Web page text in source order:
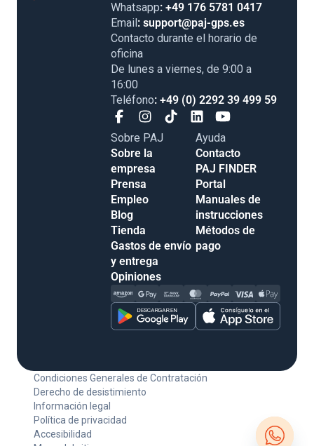
Whatsapp: +49 176 5781 0417
Email: support@paj-gps.es
Contacto durante el horario de
oficina
De lunes a viernes, de 9:00 a
16:00
Teléfono: +49 (0) 2292 39 499 59
Sobre PAJ
Sobre la
empresa
Prensa
Empleo
Blog
Tienda
Gastos de envío
y entrega
Opiniones
Ayuda
Contacto
PAJ FINDER
Portal
Manuales de
instrucciones
Métodos de
pago
Condiciones Generales de Contratación
Derecho de desistimiento
Información legal
Política de privacidad
Accesibilidad